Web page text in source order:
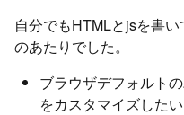
自分でもHTMLとjsを書
のあたりでした。
ブラウザデフォルト
をカスタマイズしたい